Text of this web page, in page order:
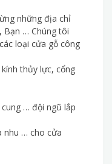
những địa chỉ
Bạn … Chúng tôi
loại cửa gỗ công
thủy lực, cổng
… đội ngũ lắp
nhu … cho cửa